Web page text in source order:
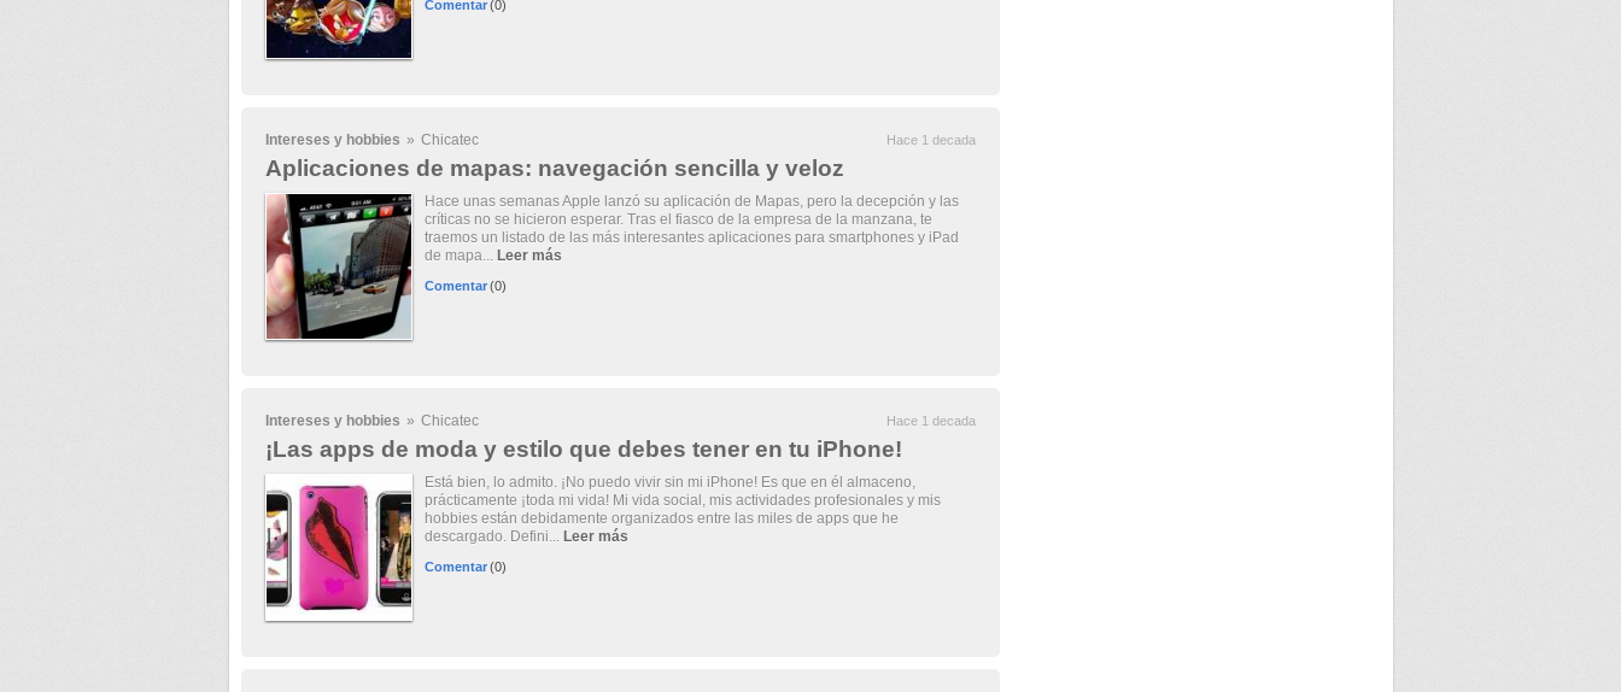
Comentar (0)
Intereses y hobbies » Chicatec Hace 1 decada
Aplicaciones de mapas: navegación sencilla y veloz
Hace unas semanas Apple lanzó su aplicación de Mapas, pero la decepción y las
críticas no se hicieron esperar. Tras el fiasco de la empresa de la manzana, te
traemos un listado de las más interesantes aplicaciones para smartphones y iPad
de mapa... Leer más
Comentar (0)
Intereses y hobbies » Chicatec Hace 1 decada
¡Las apps de moda y estilo que debes tener en tu iPhone!
Está bien, lo admito. ¡No puedo vivir sin mi iPhone! Es que en él almaceno,
prácticamente ¡toda mi vida! Mi vida social, mis actividades profesionales y mis
hobbies están debidamente organizados entre las miles de apps que he
descargado. Defini... Leer más
Comentar (0)